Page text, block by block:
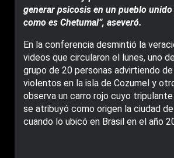
generar psicosis en un pueblo
como es Chetumal”, aseveró.
En la conferencia desmintió la
videos que circularon el lunes, uno
grupo de 20 personas advirtiendo
violentos en la isla de Cozumel y
observa un carro rojo cuyo
se atribuyó como origen la ciudad
cuando lo ubicó en Brasil en el año